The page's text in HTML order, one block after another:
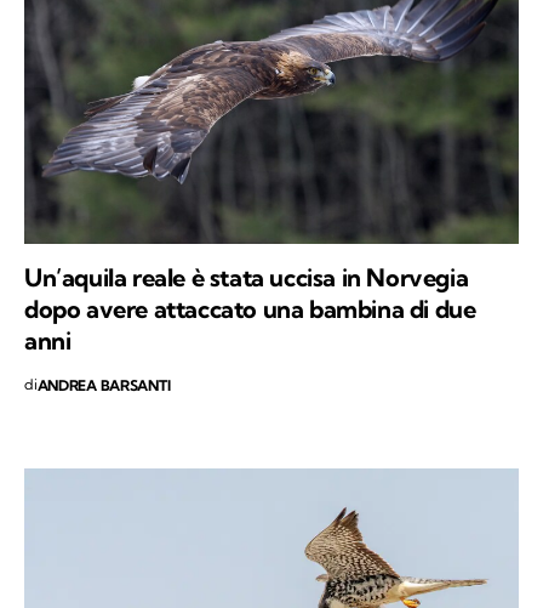
Un’aquila reale è stata uccisa in Norvegia
dopo avere attaccato una bambina di due
anni
diANDREA BARSANTI